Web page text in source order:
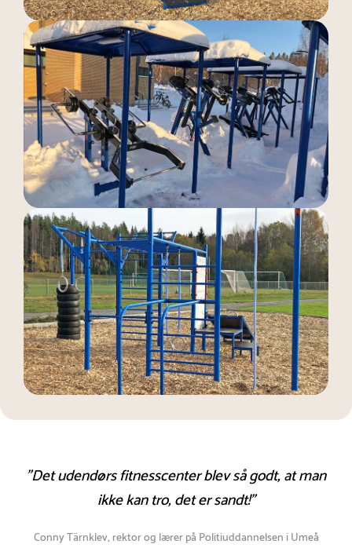
"Det udendørs fitnesscenter blev så godt, at man
ikke kan tro, det er sandt!"
Conny Tärnklev, rektor og lærer på Politiuddannelsen i Umeå